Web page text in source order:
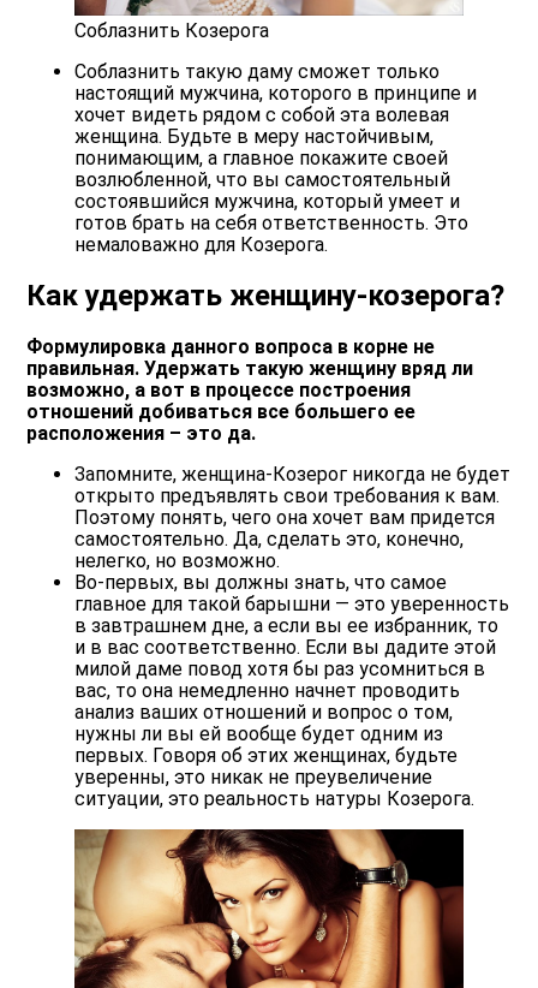
Соблазнить Козерога
Соблазнить такую даму сможет только
настоящий мужчина, которого в принципе и
хочет видеть рядом с собой эта волевая
женщина. Будьте в меру настойчивым,
понимающим, а главное покажите своей
возлюбленной, что вы самостоятельный
состоявшийся мужчина, который умеет и
готов брать на себя ответственность. Это
немаловажно для Козерога.
Как удержать женщину-козерога?
Формулировка данного вопроса в корне не
правильная. Удержать такую женщину вряд ли
возможно, а вот в процессе построения
отношений добиваться все большего ее
расположения – это да.
Запомните, женщина-Козерог никогда не будет
открыто предъявлять свои требования к вам.
Поэтому понять, чего она хочет вам придется
самостоятельно. Да, сделать это, конечно,
нелегко, но возможно.
Во-первых, вы должны знать, что самое
главное для такой барышни — это уверенность
в завтрашнем дне, а если вы ее избранник, то
и в вас соответственно. Если вы дадите этой
милой даме повод хотя бы раз усомниться в
вас, то она немедленно начнет проводить
анализ ваших отношений и вопрос о том,
нужны ли вы ей вообще будет одним из
первых. Говоря об этих женщинах, будьте
уверенны, это никак не преувеличение
ситуации, это реальность натуры Козерога.